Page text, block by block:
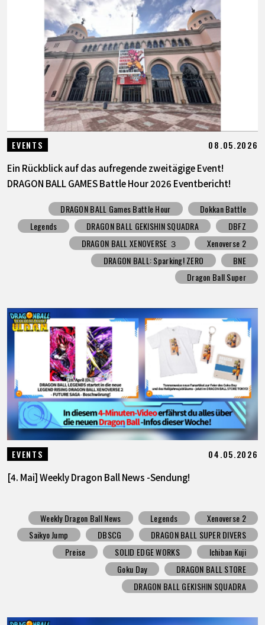
EVENTS 08.05.2026
Ein Rückblick auf das aufregende zweitägige Event!
DRAGON BALL GAMES Battle Hour 2026 Eventbericht!
DRAGON BALL Games Battle Hour
Dokkan Battle
Legends
DRAGON BALL GEKISHIN SQUADRA
DBFZ
DRAGON BALL XENOVERSE ３
Xenoverse 2
DRAGON BALL: Sparking! ZERO
BNE
Dragon Ball Super
EVENTS 04.05.2026
[4. Mai] Weekly Dragon Ball News -Sendung!
Weekly Dragon Ball News Legends
Xenoverse 2
Saikyo Jump
DBSCG
DRAGON BALL SUPER DIVERS
Preise
SOLID EDGE WORKS
Ichiban Kuji
Goku Day
DRAGON BALL STORE
DRAGON BALL GEKISHIN SQUADRA